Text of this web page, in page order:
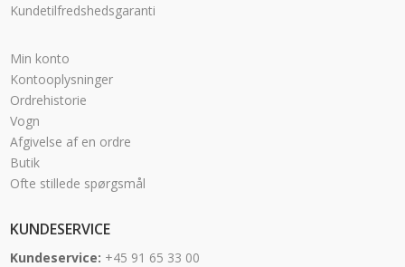
Kundetilfredshedsgaranti
Min konto
Kontooplysninger
Ordrehistorie
Vogn
Afgivelse af en ordre
Butik
Ofte stillede spørgsmål
KUNDESERVICE
Kundeservice: +45 91 65 33 00